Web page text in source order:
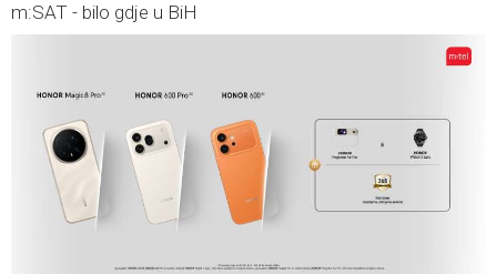
m:SAT - bilo gdje u BiH